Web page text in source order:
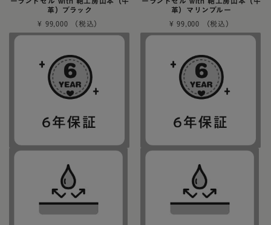
革）ブラック
¥ 99,000
革）マリンブルー
¥ 99,000